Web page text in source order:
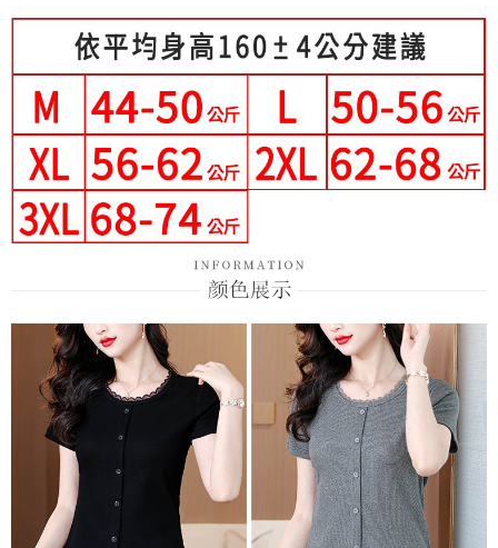
【注意事項】
1.本服務係由「台灣大哥大股份有限公司」（以下簡稱本公司）所提供，讓
用戶於交易時，得透過本服務購買商品或服務，並由商店將買賣／分期付款
買賣價金債權讓與本公司後，依約使用本公司帳單繳交帳款。
2.基於同意付款使用「大哥付你分期」之契約關係目的，商店將以您的個人
資料（包含姓名、電話或地址）提供予台灣大哥大進項蒐集、處理及利用，
由本公司與您本人進行分期帳單所需資料之確認、核對及更正。
3.完整用戶服務條款，請詳閱以下連結：https://oppay.tw/userRule
ATM／網路銀行／等多元方式進行付款，方視為交易完成。
※ 請注意：結帳手續完成當下不需立刻繳費，但若您需要取消訂單，請聯絡
購買商品的店家。未經商家同意取消之訂單仍視為有效，需透過AFTEE先享
※ 交易是否成功請以「AFTEE先享後付 」之結帳頁面顯示為準，若有關於
是否繳費成功／繳費後需取消欲退款等相關疑問，請聯繫「AFTEE先享後付
客戶支援中心」
https://netprotections.freshdesk.com/support/home
【注意事項】
１．透過由恩沛科技股份有限公司提供之「AFTEE先享後付」服務完成之交
易，需依本服務之必要範圍內提供個人資料，並將交易相關給付款項請求債
權轉讓予恩沛科技股份有限公司。
２．關於個人資料處理事宜，請瀏覽以下網址：
３．未成年的使用者請事先徵得法定代理人或監護人之同意方可使用
「AFTEE先享後付」，若未經同意申辦者引起之損失，本公司不負相關責
任。
４．使用「AFTEE先享後付」時，將依據個別帳號之用戶狀況，依本公司即
時審查核予不同之上限額度；若仍有額度不足之情形，本公司將視審查結果
請求用戶進行身份認證。
５．嚴禁一人註冊多個帳號或使用他人資訊註冊。若發現惡意使用之情形，
恩沛科技股份有限公司將有權停止該用戶之使用額度並採取法律行動。
付款後全家取貨
每筆NT$80，滿NT$699(含以上)免運費
付款後萊爾富取貨
每筆NT$80，滿NT$699(含以上)免運費
7-11付款取貨
每筆NT$80，滿NT$699(含以上)免運費
付款後7-11取貨
每筆NT$80，滿NT$699(含以上)免運費
每筆NT$70，滿NT$699(含以上)免運費
離島-郵局寄送
每筆NT$90，滿NT$699(含以上)免運費
國家/地區配送 查看運費